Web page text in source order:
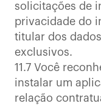
solicitações de
privacidade do
titular dos
exclusivos.
11.7 Você
instalar um
relação